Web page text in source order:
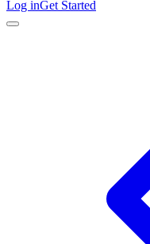
Log inGet Started